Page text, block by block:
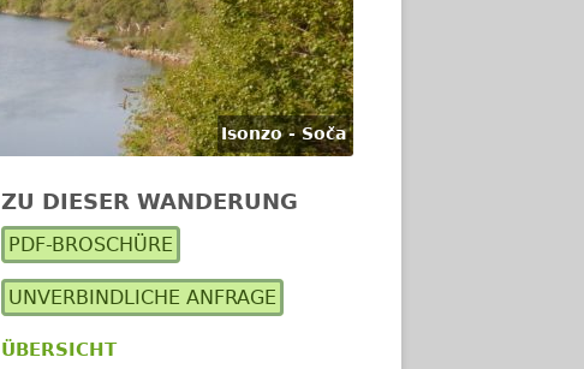
Isonzo - Soča
Haupt-
Seitenleiste
ZU DIESER WANDERUNG
PDF-BROSCHÜRE
UNVERBINDLICHE ANFRAGE
ÜBERSICHT